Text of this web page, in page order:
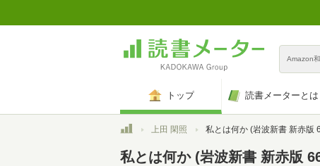
Amazon
トップ 読書メーターとは
トップ上田 閑照 私とは何か (岩波新書 新赤版
私とは何か (岩波新書 新赤版